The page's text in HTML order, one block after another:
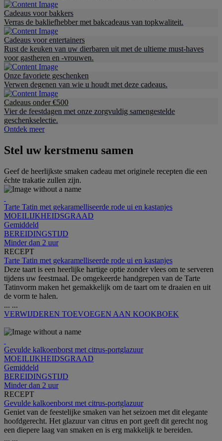
Cadeaus voor bakkers
Verras de bakliefhebber met bakcadeaus van topkwaliteit.
Cadeaus voor entertainers
Rust de keuken van uw dierbaren uit met de ultieme must-haves
voor gastheren en -vrouwen.
Onze favoriete geschenken
Verwen degenen van wie u houdt met deze cadeaus.
Cadeaus onder €500
Vier de feestdagen met onze zorgvuldig samengestelde
geschenkselectie.
Ontdek meer
Stel uw kerstmenu samen
Geef de heerlijkste smaken cadeau met originele recepten die een
échte trakatie zullen zijn.
Tarte Tatin met gekaramelliseerde rode ui en kastanjes
MOEILIJKHEIDSGRAAD
Gemiddeld
BEREIDINGSTIJD
Minder dan 2 uur
RECEPT
Tarte Tatin met gekaramelliseerde rode ui en kastanjes
Deze taart is een heerlijke hartige optie zonder vlees om te serveren
tijdens uw feestmaal. De omgekeerde handgrepen van de Tarte
Tatinvorm maken het gemakkelijk om de taart om te draaien en uit
de vorm te halen.
... ...
VERWIJDEREN TOEVOEGEN AAN KOOKBOEK
Gevulde kalkoenborst met citrus-portglazuur
MOEILIJKHEIDSGRAAD
Gemiddeld
BEREIDINGSTIJD
Minder dan 2 uur
RECEPT
Gevulde kalkoenborst met citrus-portglazuur
Geniet van de feestelijke smaken van het seizoen met dit elegante
hoofdgerecht. Het glazuur van citrus en port geeft dit gerecht nog
een diepere laag van smaken en is erg makkelijk te bereiden.
... ...